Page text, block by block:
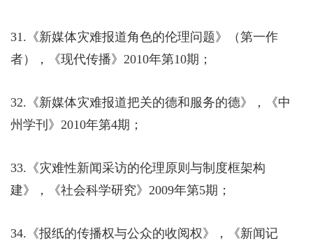
31. 《新媒体灾难报道角色的伦理问题》（第一作
者），《现代传播》 2010年第10期；
32. 《新媒体灾难报道把关的德和服务的德》，《中
州学刊》 2010年第4期；
33. 《灾难性新闻采访的伦理原则与制度框架构
建》，《社会科学研究》 2009年第5期；
34. 《报纸的传播权与公众的收阅权》，《新闻记